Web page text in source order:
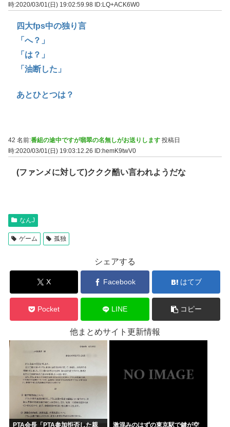
時:2020/03/01(日) 19:02:59.98 ID:LQ+ACK6W0
四大fps中の独り言
「へ？」
「は？」
「油断した」
あとひとつは？
42 名前:番組の途中ですが翡翠の名無しがお送りします 投稿日
時:2020/03/01(日) 19:03:12.26
ID:hemK9twV0
(ファンメに対して)ククク酷い言われようだな
なんJ
ゲーム 孤独
シェアする
X Facebook はてブ
Pocket LINE コピー
他まとめサイト更新情報
PTA会長「PTA参加拒否した親
激混みのはずの東京駅で鍵が空